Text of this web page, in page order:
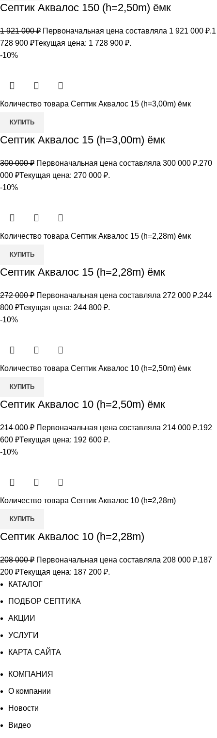
Септик Аквалос 150 (h=2,50m) ёмк
1 921 000₽ Первоначальная цена составляла 1 921 000 ₽.1
728 900 ₽Текущая цена: 1 728 900 ₽.
-10%
Количество товара Септик Аквалос 15 (h=3,00m) ёмк
КУПИТЬ
Септик Аквалос 15 (h=3,00m) ёмк
300 000₽ Первоначальная цена составляла 300 000 ₽.270
000 ₽Текущая цена: 270 000 ₽.
-10%
Количество товара Септик Аквалос 15 (h=2,28m) ёмк
КУПИТЬ
Септик Аквалос 15 (h=2,28m) ёмк
272 000₽ Первоначальная цена составляла 272 000 ₽.244
800 ₽Текущая цена: 244 800 ₽.
-10%
Количество товара Септик Аквалос 10 (h=2,50m) ёмк
КУПИТЬ
Септик Аквалос 10 (h=2,50m) ёмк
214 000₽ Первоначальная цена составляла 214 000 ₽.192
600 ₽Текущая цена: 192 600 ₽.
-10%
Количество товара Септик Аквалос 10 (h=2,28m)
КУПИТЬ
Септик Аквалос 10 (h=2,28m)
208 000₽ Первоначальная цена составляла 208 000 ₽.187
200 ₽Текущая цена: 187 200 ₽.
КАТАЛОГ
ПОДБОР СЕПТИКА
АКЦИИ
УСЛУГИ
КАРТА САЙТА
КОМПАНИЯ
О компании
Новости
Видео